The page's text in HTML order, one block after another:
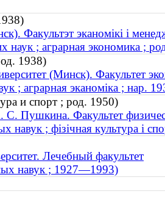
Факультэт эканомікі і
наук ; аграрная экономика ;
1938)
(Минск). Факультет
; аграрная эканоміка ; нар.
и спорт ; род. 1950)
С. Пушкина. Факультет
навук ; фізічная культура і
Лечебный факультет
навук ; 1927—1993)